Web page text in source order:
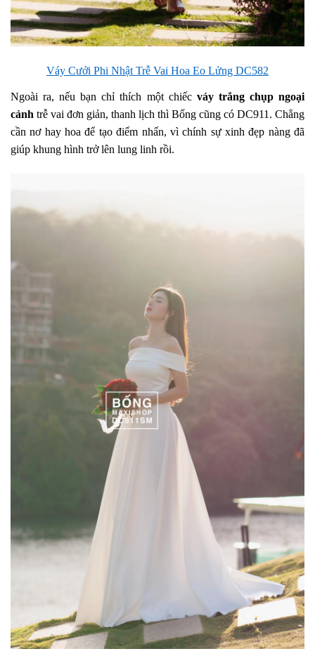
Váy Cưới Phi Nhật Trễ Vai Hoa Eo Lửng DC582
Ngoài ra, nếu bạn chỉ thích một chiếc váy trắng chụp ngoại
cảnh trễ vai đơn giản, thanh lịch thì Bống cũng có DC911. Chẳng
cần nơ hay hoa để tạo điểm nhấn, vì chính sự xinh đẹp nàng đã
giúp khung hình trở lên lung linh rồi.